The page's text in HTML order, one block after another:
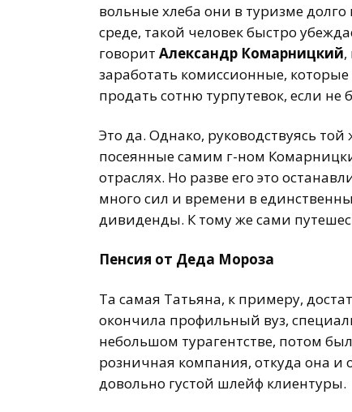
вольные хлеба они в туризме
среде, такой человек быстро
говорит Александр Комарницкий,
заработать комиссионные,
продать сотню турпутевок, если не
Это да. Однако, руководствуясь
посеянные самим г-ном
отраслях. Но разве его это
много сил и времени в
дивиденды. К тому же сами
Пенсия от Деда Мороза
Та самая Татьяна, к примеру,
окончила профильный вуз,
небольшом турагентстве, потом
розничная компания, откуда она и
довольно густой шлейф клиентуры.